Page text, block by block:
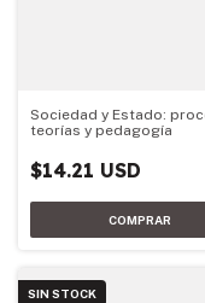
Sociedad y Estado:
teorías y pedagogía
$14.21 USD
SIN STOCK